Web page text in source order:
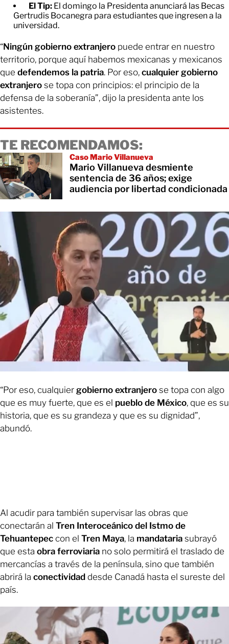
El Tip: El domingo la Presidenta anunciará las Becas
Gertrudis Bocanegra para estudiantes que ingresen a la
universidad.
“Ningún gobierno extranjero puede entrar en nuestro
territorio, porque aquí habemos mexicanas y mexicanos
que defendemos la patria. Por eso, cualquier gobierno
extranjero se topa con principios: el principio de la
defensa de la soberanía”, dijo la presidenta ante los
asistentes.
TE RECOMENDAMOS:
Caso Mario Villanueva
Mario Villanueva desmiente
sentencia de 36 años; exige
audiencia por libertad condicionada
“Por eso, cualquier gobierno extranjero se topa con algo
que es muy fuerte, que es el pueblo de México, que es su
historia, que es su grandeza y que es su dignidad”,
abundó.
Al acudir para también supervisar las obras que
conectarán al Tren Interoceánico del Istmo de
Tehuantepec con el Tren Maya, la mandataria subrayó
que esta obra ferroviaria no solo permitirá el traslado de
mercancías a través de la península, sino que también
abrirá la conectividad desde Canadá hasta el sureste del
país.